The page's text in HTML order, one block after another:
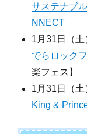
サステナブ
NNECT
1月31日（土
でらロック
楽フェス】
1月31日（土
King &